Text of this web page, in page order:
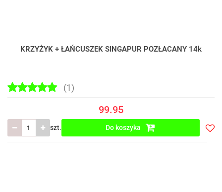
KRZYŻYK + ŁAŃCUSZEK SINGAPUR POZŁACANY 14k
(1)
99.95
szt. Do koszyka